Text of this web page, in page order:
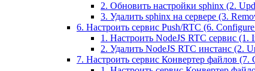
2. Обновить настройки sphinx (2.
3. Удалить sphinx на сервере (3.
6. Настроить сервис Push/RTC (6.
1. Настроить NodeJS RTC сервис (1.
2. Удалить NodeJS RTC инстанс (2.
7. Настроить сервис Конвертер файлов (7.